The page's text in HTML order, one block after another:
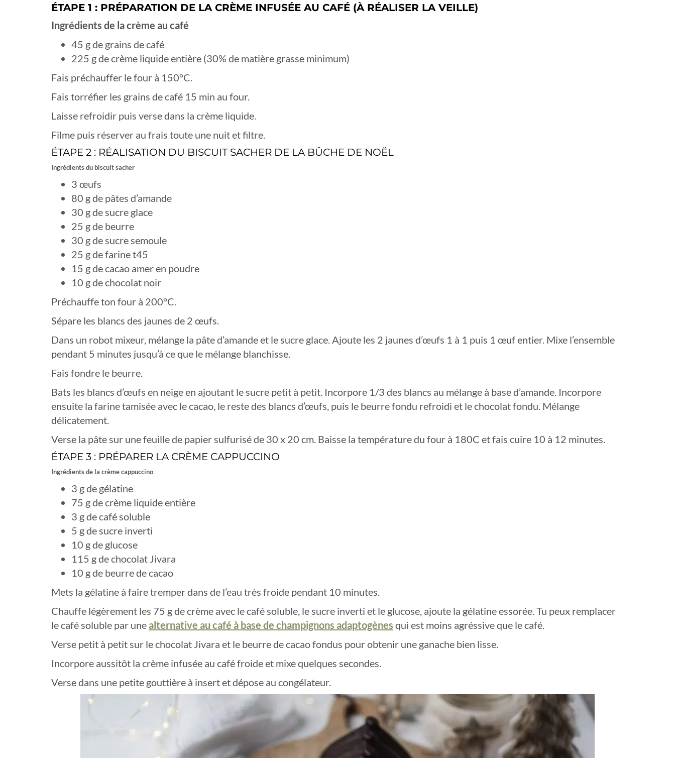
ÉTAPE 1 : PRÉPARATION DE LA CRÈME INFUSÉE AU CAFÉ (À RÉALISER LA VEILLE)
Ingrédients de la crème au café
45 g de grains de café
225 g de crème liquide entière (30% de matière grasse minimum)
Fais préchauffer le four à 150°C.
Fais torréfier les grains de café 15 min au four.
Laisse refroidir puis verse dans la crème liquide.
Filme puis réserver au frais toute une nuit et filtre.
ÉTAPE 2 : RÉALISATION DU BISCUIT SACHER DE LA BÛCHE DE NOËL
Ingrédients du biscuit sacher
3 œufs
80 g de pâtes d’amande
30 g de sucre glace
25 g de beurre
30 g de sucre semoule
25 g de farine t45
15 g de cacao amer en poudre
10 g de chocolat noir
Préchauffe ton four à 200°C.
Sépare les blancs des jaunes de 2 œufs.
Dans un robot mixeur, mélange la pâte d’amande et le sucre glace. Ajoute les 2 jaunes d’œufs 1 à 1 puis 1 œuf entier. Mixe l’ensemble
pendant 5 minutes jusqu’à ce que le mélange blanchisse.
Fais fondre le beurre.
Bats les blancs d’œufs en neige en ajoutant le sucre petit à petit. Incorpore 1/3 des blancs au mélange à base d’amande. Incorpore
ensuite la farine tamisée avec le cacao, le reste des blancs d’œufs, puis le beurre fondu refroidi et le chocolat fondu. Mélange
délicatement.
Verse la pâte sur une feuille de papier sulfurisé de 30 x 20 cm. Baisse la température du four à 180C et fais cuire 10 à 12 minutes.
ÉTAPE 3 : PRÉPARER LA CRÈME CAPPUCCINO
Ingrédients de la crème cappuccino
3 g de gélatine
75 g de crème liquide entière
3 g de café soluble
5 g de sucre inverti
10 g de glucose
115 g de chocolat Jivara
10 g de beurre de cacao
Mets la gélatine à faire tremper dans de l’eau très froide pendant 10 minutes.
Chauffe légèrement les 75 g de crème avec le café soluble, le sucre inverti et le glucose, ajoute la gélatine essorée. Tu peux remplacer
le café soluble par une alternative au café à base de champignons adaptogènes qui est moins agréssive que le café.
Verse petit à petit sur le chocolat Jivara et le beurre de cacao fondus pour obtenir une ganache bien lisse.
Incorpore aussitôt la crème infusée au café froide et mixe quelques secondes.
Verse dans une petite gouttière à insert et dépose au congélateur.